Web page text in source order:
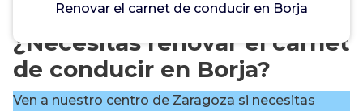
Renovar el carnet de conducir en Borja
¿Necesitas renovar el carnet
de conducir en Borja?
Ven a nuestro centro de Zaragoza si necesitas